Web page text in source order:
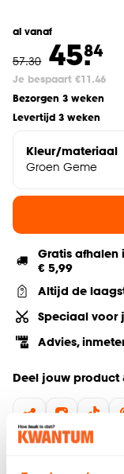
al vanaf
57.30 45.84
Je bespaart €11.46
Bezorgen 3 weken
Levertijd 3 weken
Kleur/materiaal
Groen Geme
Gratis afhalen
€ 5,99
Altijd de
Speciaal voor
Advies,
Deel jouw product